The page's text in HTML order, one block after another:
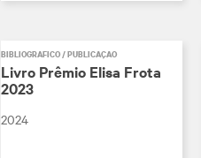
BIBLIOGRÁFICO / PUBLICAÇÃO
Livro Prêmio Elisa Frota
2023
2024